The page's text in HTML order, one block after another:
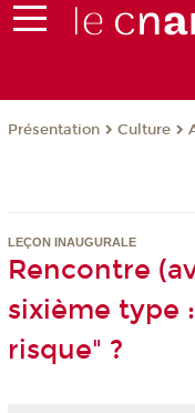
Présentation Culture
LEÇON INAUGURALE
Rencontre
sixième type
risque" ?